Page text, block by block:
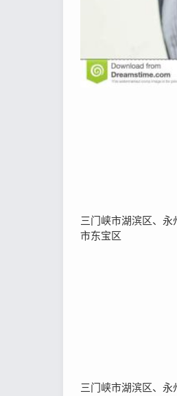
三门峡市湖滨区、
市东宝区
三门峡市湖滨区、